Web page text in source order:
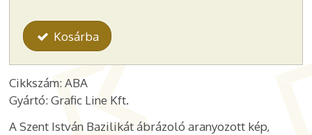
Kosárba
Cikkszám: ABA
Gyártó: Grafic Line Kft.
A Szent István Bazilikát ábrázoló aranyozott kép,